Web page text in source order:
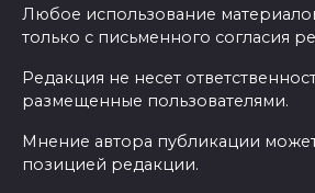
Любое использование
только с письменного согласия
Редакция не несет
размещенные пользователями.
Мнение автора публикации
позицией редакции.